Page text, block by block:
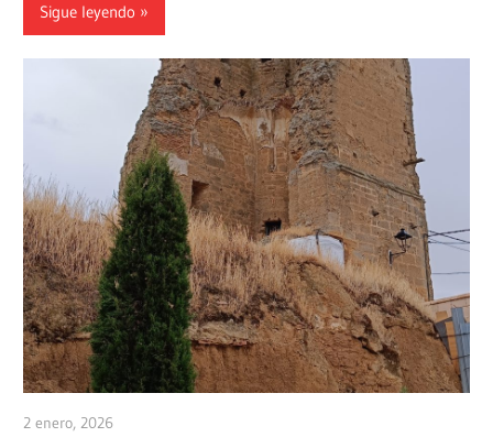
Sigue leyendo
2 enero, 2026